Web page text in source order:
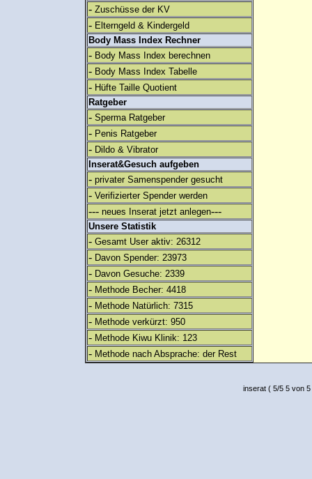
- Zuschüsse der KV
- Elterngeld & Kindergeld
Body Mass Index Rechner
- Body Mass Index berechnen
- Body Mass Index Tabelle
- Hüfte Taille Quotient
Ratgeber
- Sperma Ratgeber
- Penis Ratgeber
- Dildo & Vibrator
Inserat&Gesuch aufgeben
- privater Samenspender gesucht
- Verifizierter Spender werden
--- neues Inserat jetzt anlegen---
Unsere Statistik
- Gesamt User aktiv: 26312
- Davon Spender: 23973
- Davon Gesuche: 2339
- Methode Becher: 4418
- Methode Natürlich: 7315
- Methode verkürzt: 950
- Methode Kiwu Klinik: 123
- Methode nach Absprache: der Rest
inserat( 5/5 5 von 5